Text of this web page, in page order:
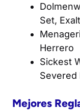
Set,
Herrero
Sickest
Severed
Mejores